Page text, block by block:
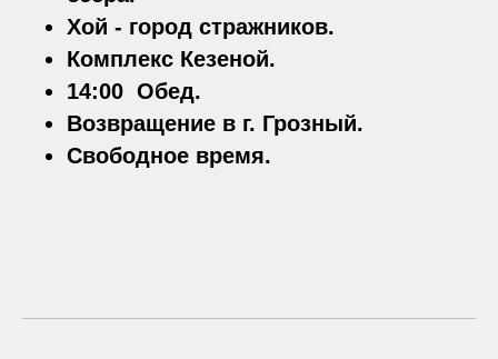
Хой - город стражников.
Комплекс Кезеной.
14:00 Обед.
Возвращение в г. Грозный.
Свободное время.